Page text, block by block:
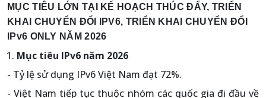
MỤC TIÊU LỚN TẠI KẾ HOẠCH THÚC ĐẨY, TRIỂN
KHAI CHUYỂN ĐỔI IPV6, TRIỂN KHAI CHUYỂN ĐỔI
IPv6 ONLY NĂM 2026
Mục tiêu IPv6 năm 2026
- Tỷ lệ sử dụng IPv6 Việt Nam đạt 72%.
- Việt Nam tiếp tục thuộc nhóm các quốc gia đi đầu về